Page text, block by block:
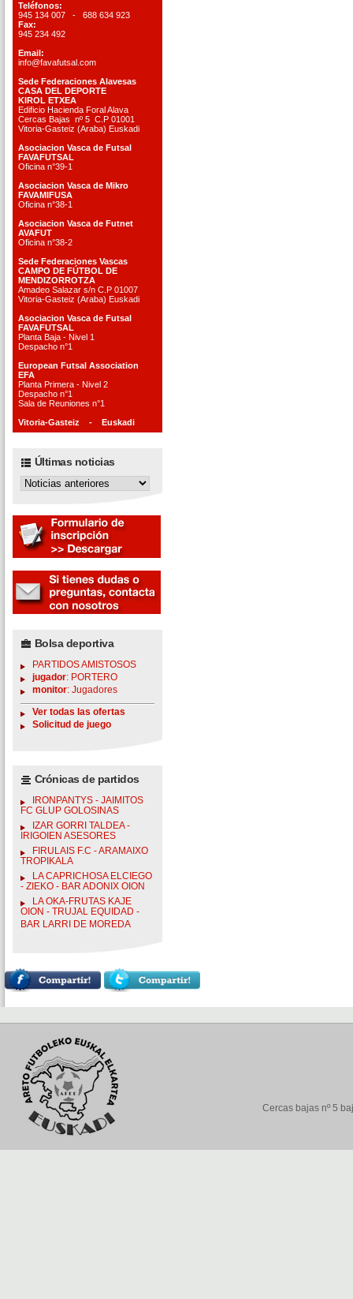
Teléfonos:
945 134 007 - 688 634 923
Fax:
945 234 492
Email:
info@favafutsal.com
Sede Federaciones Alavesas
CASA DEL DEPORTE
KIROL ETXEA
Edificio Hacienda Foral Alava
Cercas Bajas nº 5 C.P 01001
Vitoria-Gasteiz (Araba) Euskadi
Asociacion Vasca de Futsal
FAVAFUTSAL
Oficina n°39-1
Asociacion Vasca de Mikro
FAVAMIFUSA
Oficina n°38-1
Asociacion Vasca de Futnet
AVAFUT
Oficina n°38-2
Sede Federaciones Vascas
CAMPO DE FÚTBOL DE
MENDIZORROTZA
Amadeo Salazar s/n C.P 01007
Vitoria-Gasteiz (Araba) Euskadi
Asociacion Vasca de Futsal
FAVAFUTSAL
Planta Baja - Nivel 1
Despacho n°1
European Futsal Association
EFA
Planta Primera - Nivel 2
Despacho n°1
Sala de Reuniones n°1
Vitoria-Gasteiz - Euskadi
Últimas noticias
Bolsa deportiva
PARTIDOS AMISTOSOS
jugador: PORTERO
monitor: Jugadores
Ver todas las ofertas
Solicitud de juego
Crónicas de partidos
IRONPANTYS - JAIMITOS
FC GLUP GOLOSINAS
IZAR GORRI TALDEA -
IRIGOIEN ASESORES
FIRULAIS F.C - ARAMAIXO
TROPIKALA
LA CAPRICHOSA ELCIEGO
- ZIEKO - BAR ADONIX OION
LA OKA-FRUTAS KAJE
OION - TRUJAL EQUIDAD -
BAR LARRI DE MOREDA
Cercas bajas nº 5